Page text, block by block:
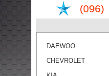
(096)
DAEWOO
CHEVROLET